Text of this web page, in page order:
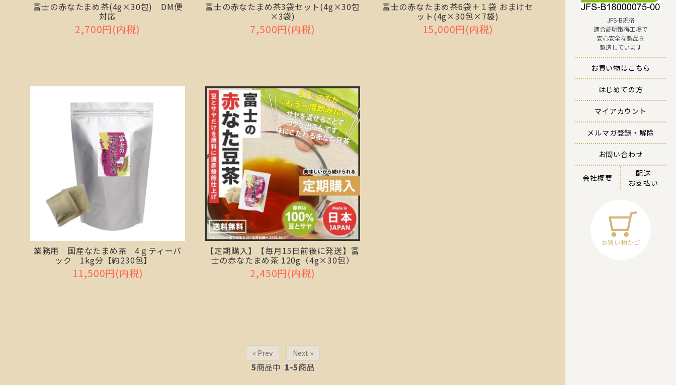
JFS-B規格
適合証明取得工場で
安心安全な製品を
製造しています
お買い物はこちら
はじめての方
マイアカウント
メルマガ登録・解除
お問い合わせ
会社概要
配送
お支払い
お買い物かご
富士の赤なたまめ茶(4g×30包) DM便
対応
2,700円(内税)
富士の赤なたまめ茶3袋セット(4g×30包
×3袋)
7,500円(内税)
富士の赤なたまめ茶6袋＋１袋 おまけセ
ット(4g×30包×7袋)
15,000円(内税)
業務用 国産なたまめ茶 4ｇティーバ
ック 1kg分【約230包】
11,500円(内税)
【定期購入】【毎月15日前後に発送】富
士の赤なたまめ茶 120g（4g×30包）
2,450円(内税)
« Prev Next »
5商品中 1-5商品